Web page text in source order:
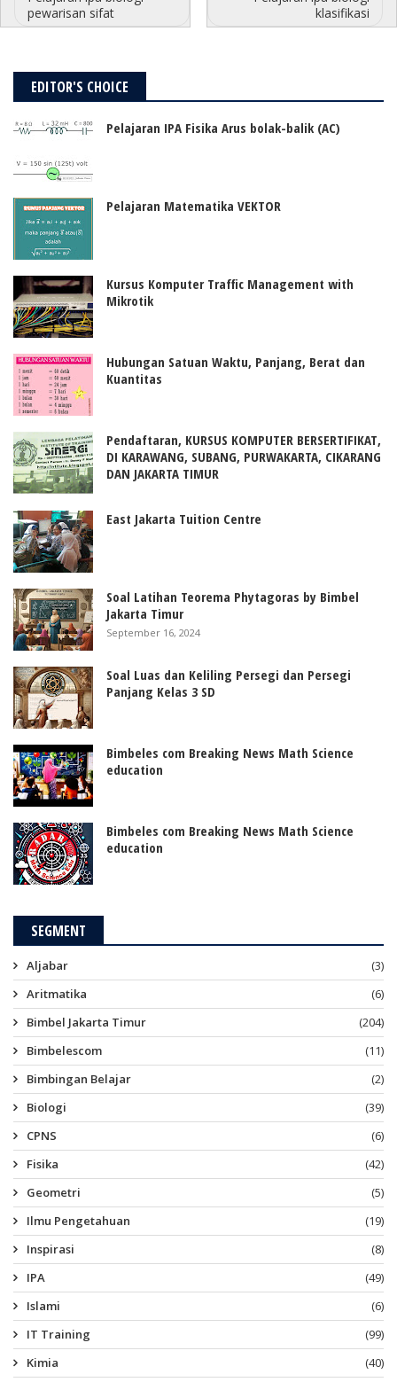
pewarisan sifat
klasifikasi
EDITOR'S CHOICE
Pelajaran IPA Fisika Arus bolak-balik (AC)
Pelajaran Matematika VEKTOR
Kursus Komputer Traffic Management with
Mikrotik
Hubungan Satuan Waktu, Panjang, Berat dan
Kuantitas
Pendaftaran, KURSUS KOMPUTER BERSERTIFIKAT,
DI KARAWANG, SUBANG, PURWAKARTA, CIKARANG
DAN JAKARTA TIMUR
East Jakarta Tuition Centre
Soal Latihan Teorema Phytagoras by Bimbel
Jakarta Timur
September 16, 2024
Soal Luas dan Keliling Persegi dan Persegi
Panjang Kelas 3 SD
Bimbeles com Breaking News Math Science
education
Bimbeles com Breaking News Math Science
education
SEGMENT
Aljabar
(3)
Aritmatika
(6)
Bimbel Jakarta Timur
(204)
Bimbelescom
(11)
Bimbingan Belajar
(2)
Biologi
(39)
CPNS
(6)
Fisika
(42)
Geometri
(5)
Ilmu Pengetahuan
(19)
Inspirasi
(8)
IPA
(49)
Islami
(6)
IT Training
(99)
Kimia
(40)